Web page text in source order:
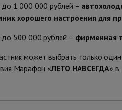
1 000 000 рублей –
хорошего настроения для
500 000 рублей – фирменная
может выбрать только
Марафон «ЛЕТО НАВСЕГДА» в